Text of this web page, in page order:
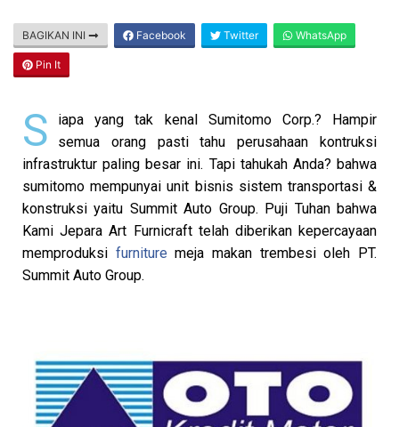
BAGIKAN INI Facebook Twitter WhatsApp
Pin It
S
iapa yang tak kenal Sumitomo Corp.? Hampir
semua orang pasti tahu perusahaan kontruksi
infrastruktur paling besar ini. Tapi tahukah Anda? bahwa
sumitomo mempunyai unit bisnis sistem transportasi &
konstruksi yaitu Summit Auto Group. Puji Tuhan bahwa
Kami Jepara Art Furnicraft telah diberikan kepercayaan
memproduksi furniture meja makan trembesi oleh PT.
Summit Auto Group.